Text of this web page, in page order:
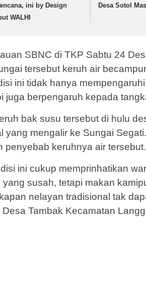
ini by Design
WALHI
Desa Sotol
SBNC di TKP Sabtu 24
tersebut keruh air
ini tidak hanya
juga berpengaruh kepada
bak susu tersebut di hulu
yang mengalir ke Sungai
penyebab keruhnya air tersebut.
ini cukup memprinhatikan
yang susah, tetapi makan
nelayan tradisional tak
Desa Tambak Kecamatan